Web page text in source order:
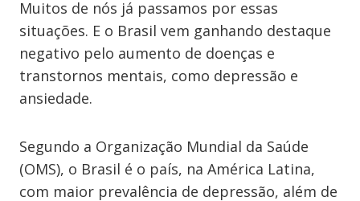
Muitos de nós já passamos por essas
situações. E o Brasil vem ganhando destaque
negativo pelo aumento de doenças e
transtornos mentais, como depressão e
ansiedade.
Segundo a Organização Mundial da Saúde
(OMS), o Brasil é o país, na América Latina,
com maior prevalência de depressão, além de